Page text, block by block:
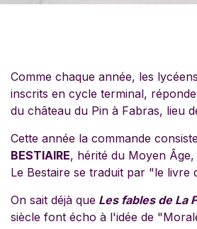
Comme chaque année, les
inscrits en cycle terminal,
du château du Pin à Fabras, lieu
Cette année la commande
BESTIAIRE, hérité du Moyen
Le Bestaire se traduit par "le livre
On sait déjà que Les fables de La
siècle font écho à l'idée de